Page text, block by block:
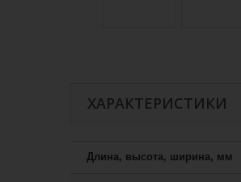
ХАРАКТЕРИСТИКИ
Длина, высота, ширина, мм